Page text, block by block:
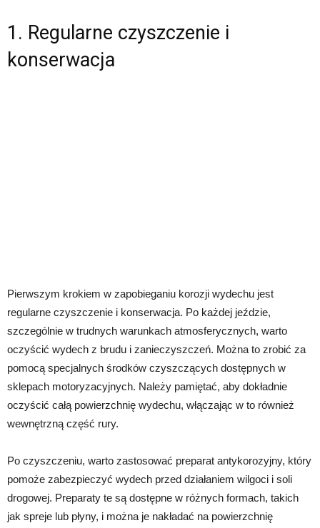
1. Regularne czyszczenie i
konserwacja
Pierwszym krokiem w zapobieganiu korozji wydechu jest
regularne czyszczenie i konserwacja. Po każdej jeździe,
szczególnie w trudnych warunkach atmosferycznych, warto
oczyścić wydech z brudu i zanieczyszczeń. Można to zrobić za
pomocą specjalnych środków czyszczących dostępnych w
sklepach motoryzacyjnych. Należy pamiętać, aby dokładnie
oczyścić całą powierzchnię wydechu, włączając w to również
wewnętrzną część rury.
Po czyszczeniu, warto zastosować preparat antykorozyjny, który
pomoże zabezpieczyć wydech przed działaniem wilgoci i soli
drogowej. Preparaty te są dostępne w różnych formach, takich
jak spreje lub płyny, i można je nakładać na powierzchnię